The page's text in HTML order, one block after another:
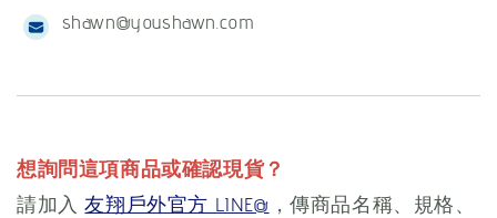
shawn@youshawn.com
想詢問這項商品或確認現貨？
請加入友翔戶外官方 LINE@ ，傳商品名稱、規格、